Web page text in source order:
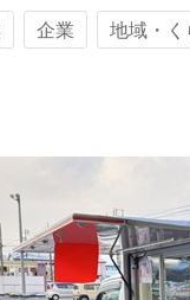
企業 地域・く